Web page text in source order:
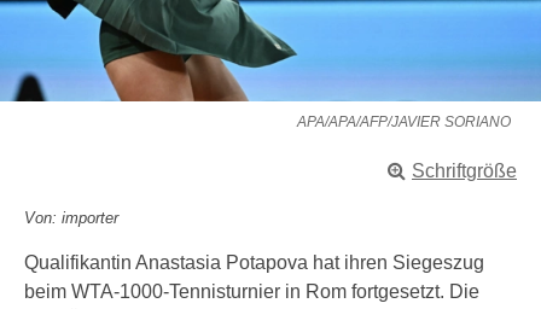
APA/APA/AFP/JAVIER SORIANO
Schriftgröße
Von: importer
Qualifikantin Anastasia Potapova hat ihren Siegeszug
beim WTA-1000-Tennisturnier in Rom fortgesetzt. Die